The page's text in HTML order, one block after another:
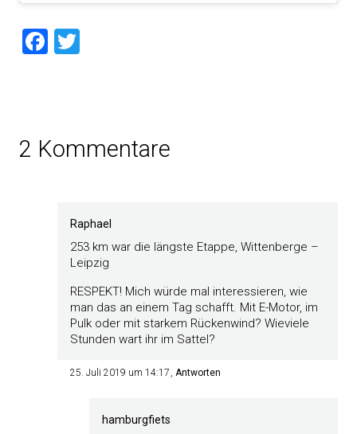
Facebook
2 Kommentare
Raphael
253 km war die längste Etappe, Wittenberge –
Leipzig
RESPEKT! Mich würde mal interessieren, wie
man das an einem Tag schafft. Mit E-Motor, im
Pulk oder mit starkem Rückenwind? Wieviele
Stunden wart ihr im Sattel?
25. Juli 2019 um 14:17 Antworten
hamburgfiets